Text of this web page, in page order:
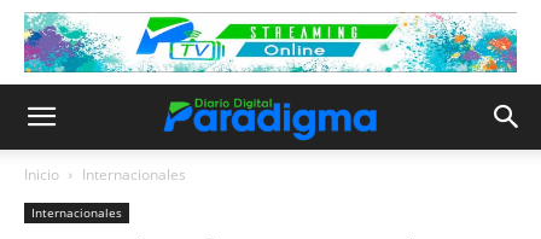
Inicio Internacionales
Internacionales